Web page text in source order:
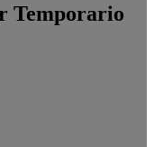
Temporario